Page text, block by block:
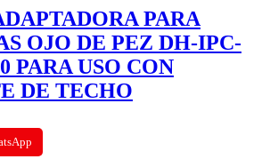
PARA
OJO DE PEZ DH-IPC-
PARA USO CON
DE TECHO